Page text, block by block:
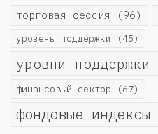
торговая сессия (96)
уровень поддержки (45)
уровни поддержки
финансовый сектор (67)
фондовые индексы